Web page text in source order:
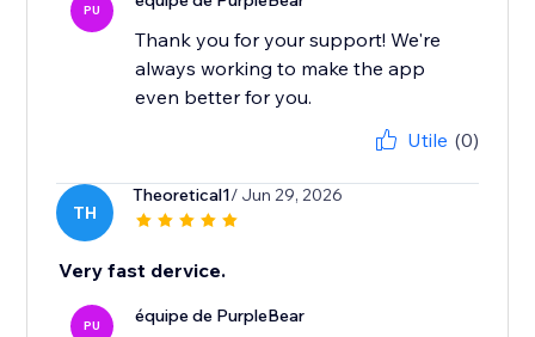
PU
Thank you for your support! We're
always working to make the app
even better for you.
Utile (0)
TH
Theoretical1/ Jun 29, 2026
Very fast dervice.
PU équipe de PurpleBear